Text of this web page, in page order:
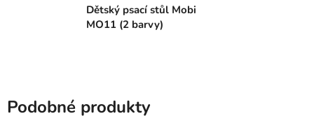
Dětský psací stůl Mobi
MO11 (2 barvy)
Podobné produkty